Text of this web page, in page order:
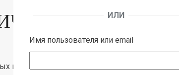
которые человек использует
ИЛИ
Имя пользователя или email